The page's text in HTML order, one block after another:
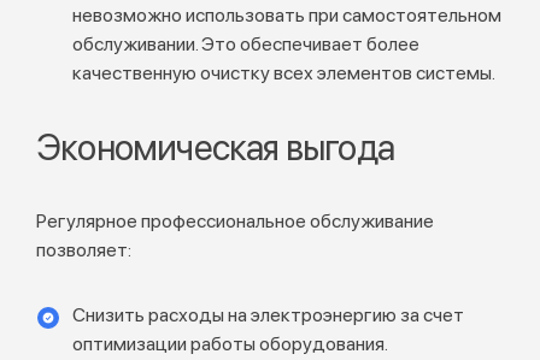
невозможно использовать при самостоятельном
обслуживании. Это обеспечивает более
качественную очистку всех элементов системы.
Экономическая выгода
Регулярное профессиональное обслуживание
позволяет:
Снизить расходы на электроэнергию за счет
оптимизации работы оборудования.